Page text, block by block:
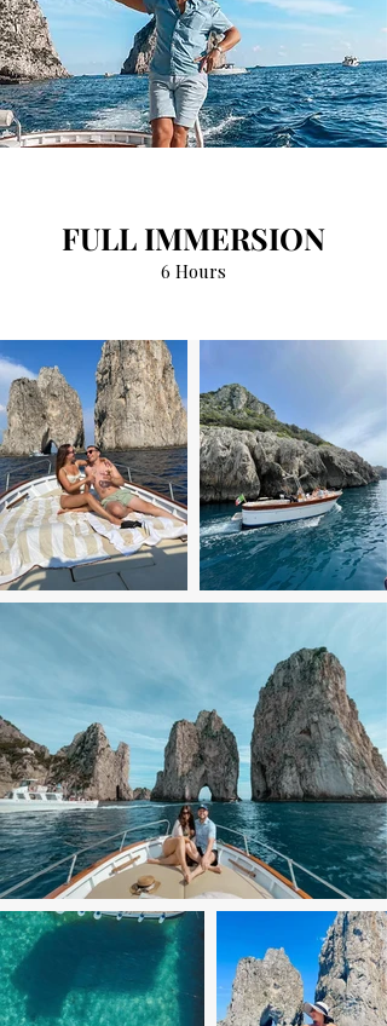
6 Hours
FULL IMMERSION